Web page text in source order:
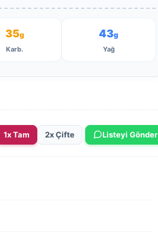
35g
Karb.
43g
Yağ
1x Tam 2x Çifte Listeyi Gönder